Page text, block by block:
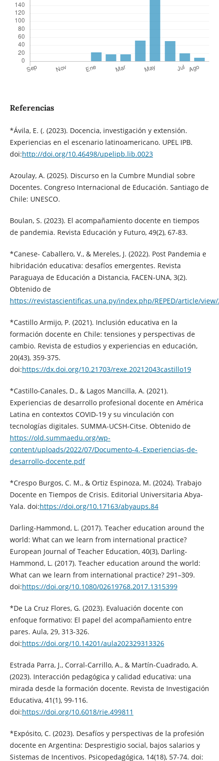
Referencias
*Ávila, E. (. (2023). Docencia, investigación y extensión.
Experiencias en el escenario latinoamericano. UPEL IPB.
doi:http://doi.org/10.46498/upelipb.lib.0023
Azoulay, A. (2025). Discurso en la Cumbre Mundial sobre
Docentes. Congreso Internacional de Educación. Santiago de
Chile: UNESCO.
Boulan, S. (2023). El acompañamiento docente en tiempos
de pandemia. Revista Educación y Futuro, 49(2), 67-83.
*Canese- Caballero, V., & Mereles, J. (2022). Post Pandemia e
hibridación educativa: desafíos emergentes. Revista
Paraguaya de Educación a Distancia, FACEN-UNA, 3(2).
Obtenido de
https://revistascientificas.una.py/index.php/REPED/article/view/
*Castillo Armijo, P. (2021). Inclusión educativa en la
formación docente en Chile: tensiones y perspectivas de
cambio. Revista de estudios y experiencias en educación,
20(43), 359-375.
doi:https://dx.doi.org/10.21703/rexe.20212043castillo19
*Castillo-Canales, D., & Lagos Mancilla, A. (2021).
Experiencias de desarrollo profesional docente en América
Latina en contextos COVID-19 y su vinculación con
tecnologías digitales. SUMMA-UCSH-Citse. Obtenido de
https://old.summaedu.org/wp-
content/uploads/2022/07/Documento-4.-Experiencias-de-
desarrollo-docente.pdf
*Crespo Burgos, C. M., & Ortiz Espinoza, M. (2024). Trabajo
Docente en Tiempos de Crisis. Editorial Universitaria Abya-
Yala. doi:https://doi.org/10.17163/abyaups.84
Darling-Hammond, L. (2017). Teacher education around the
world: What can we learn from international practice?
European Journal of Teacher Education, 40(3), Darling-
Hammond, L. (2017). Teacher education around the world:
What can we learn from international practice? 291–309.
doi:https://doi.org/10.1080/02619768.2017.1315399
*De La Cruz Flores, G. (2023). Evaluación docente con
enfoque formativo: El papel del acompañamiento entre
pares. Aula, 29, 313-326.
doi:https://doi.org/10.14201/aula202329313326
Estrada Parra, J., Corral-Carrillo, A., & Martín-Cuadrado, A.
(2023). Interacción pedagógica y calidad educativa: una
mirada desde la formación docente. Revista de Investigación
Educativa, 41(1), 99-116.
doi:https://doi.org/10.6018/rie.499811
*Expósito, C. (2023). Desafíos y perspectivas de la profesión
docente en Argentina: Desprestigio social, bajos salarios y
Sistemas de Incentivos. Psicopedagógica, 14(18), 57-74. doi: